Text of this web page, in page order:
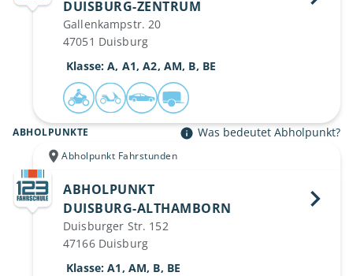
DUISBURG-ZENTRUM
Gallenkampstr. 20
47051 Duisburg
Klasse: A, A1, A2, AM, B, BE
ABHOLPUNKTE Was bedeutet Abholpunkt?
Abholpunkt Fahrstunden
ABHOLPUNKT
DUISBURG-ALTHAMBORN
Duisburger Str. 152
47166 Duisburg
Klasse: A1, AM, B, BE